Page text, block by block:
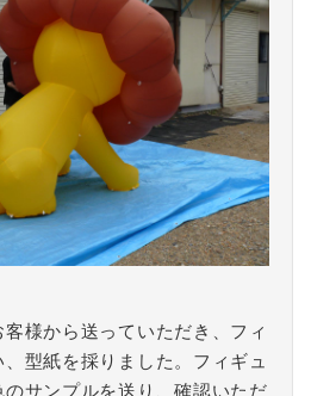
様から送っていただき、フィ
型紙を採りました。フィギュ
サンプルを送り、確認いただ